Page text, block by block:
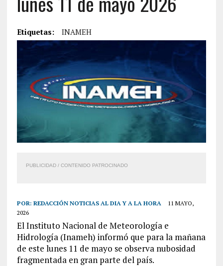
Etiquetas: INAMEH
PUBLICIDAD / CONTENIDO PATROCINADO
POR: REDACCIÓN NOTICIAS AL DIA Y A LA HORA
11 MAYO,
2026
El Instituto Nacional de Meteorología e
Hidrología (Inameh) informó que para la mañana
de este lunes 11 de mayo se observa nubosidad
fragmentada en gran parte del país.